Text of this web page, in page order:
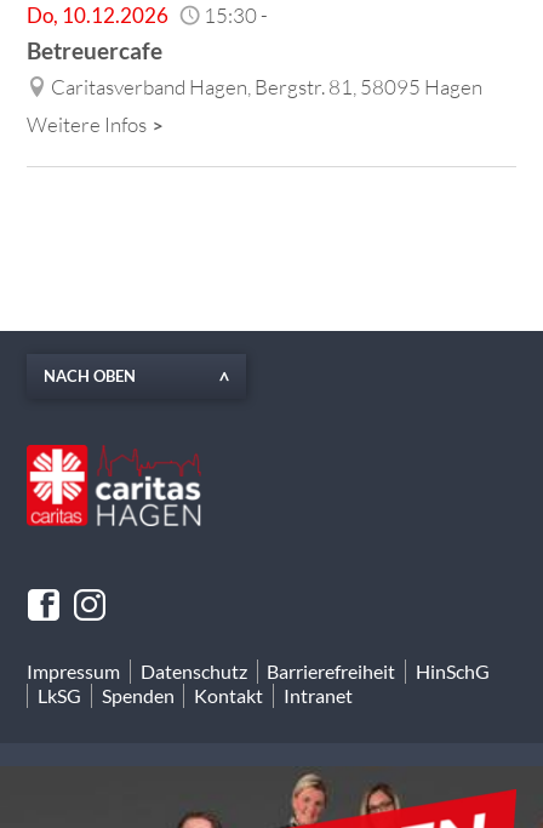
Do, 10.12.2026 15:30-
Betreuercafe
Caritasverband Hagen, Bergstr. 81, 58095 Hagen
Weitere Infos
NACH OBEN
Impressum Datenschutz Barrierefreiheit
HinSchG
LkSG
Spenden Kontakt Intranet